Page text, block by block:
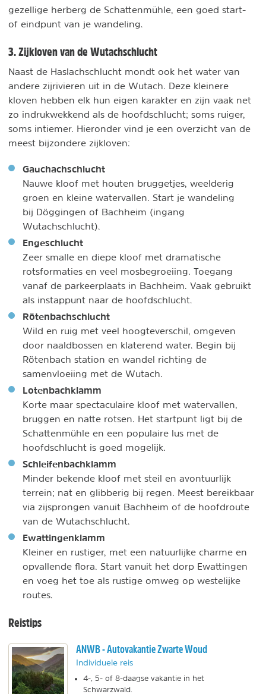
gezellige herberg de Schattenmühle, een goed start-
of eindpunt van je wandeling.
3. Zijkloven van de Wutachschlucht
Naast de Haslachschlucht mondt ook het water van
andere zijrivieren uit in de Wutach. Deze kleinere
kloven hebben elk hun eigen karakter en zijn vaak net
zo indrukwekkend als de hoofdschlucht; soms ruiger,
soms intiemer. Hieronder vind je een overzicht van de
meest bijzondere zijkloven:
Gauchachschlucht
Nauwe kloof met houten bruggetjes, weelderig
groen en kleine watervallen. Start je wandeling
bij Döggingen of Bachheim (ingang
Wutachschlucht).
Engeschlucht
Zeer smalle en diepe kloof met dramatische
rotsformaties en veel mosbegroeiing. Toegang
vanaf de parkeerplaats in Bachheim. Vaak gebruikt
als instappunt naar de hoofdschlucht.
Rötenbachschlucht
Wild en ruig met veel hoogteverschil, omgeven
door naaldbossen en klaterend water. Begin bij
Rötenbach station en wandel richting de
samenvloeiing met de Wutach.
Lotenbachklamm
Korte maar spectaculaire kloof met watervallen,
bruggen en natte rotsen. Het startpunt ligt bij de
Schattenmühle en een populaire lus met de
hoofdschlucht is goed mogelijk.
Schleifenbachklamm
Minder bekende kloof met steil en avontuurlijk
terrein; nat en glibberig bij regen. Meest bereikbaar
via zijsprongen vanuit Bachheim of de hoofdroute
van de Wutachschlucht.
Ewattingenklamm
Kleiner en rustiger, met een natuurlijke charme en
opvallende flora. Start vanuit het dorp Ewattingen
en voeg het toe als rustige omweg op westelijke
routes.
Reistips
ANWB - Autovakantie Zwarte Woud
Individuele reis
4-, 5- of 8-daagse vakantie in het
Schwarzwald.